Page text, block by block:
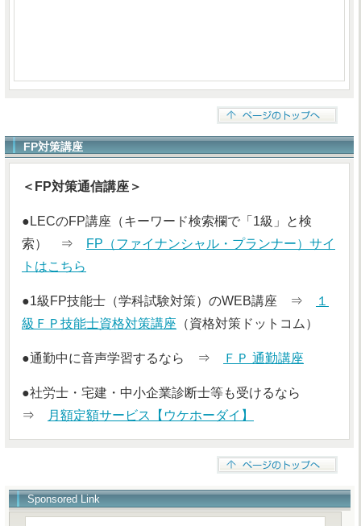
FP対策講座
＜FP対策通信講座＞
●LECのFP講座（キーワード検索欄で「1級」と検
索） ⇒
FP（ファイナンシャル・プランナー）サイ
トはこちら
●1級FP技能士（学科試験対策）のWEB講座 ⇒
１
級ＦＰ技能士資格対策講座 （資格対策ドットコム）
●通勤中に音声学習するなら ⇒ ＦＰ 通勤講座
●社労士・宅建・中小企業診断士等も受けるなら
⇒
月額定額サービス【ウケホーダイ】
Sponsored Link